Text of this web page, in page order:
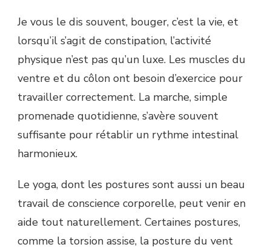
Je vous le dis souvent, bouger, c’est la vie, et
lorsqu’il s’agit de constipation, l’activité
physique n’est pas qu’un luxe. Les muscles du
ventre et du côlon ont besoin d’exercice pour
travailler correctement. La marche, simple
promenade quotidienne, s’avère souvent
suffisante pour rétablir un rythme intestinal
harmonieux.
Le yoga, dont les postures sont aussi un beau
travail de conscience corporelle, peut venir en
aide tout naturellement. Certaines postures,
comme la torsion assise, la posture du vent